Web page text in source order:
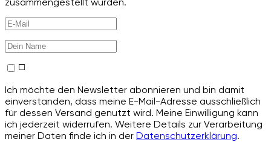
Ich möchte den Newsletter abonnieren und bin damit
einverstanden, dass meine E-Mail-Adresse ausschließlich
für dessen Versand genutzt wird. Meine Einwilligung kann
ich jederzeit widerrufen. Weitere Details zur Verarbeitung
meiner Daten finde ich in der Datenschutzerklärung.